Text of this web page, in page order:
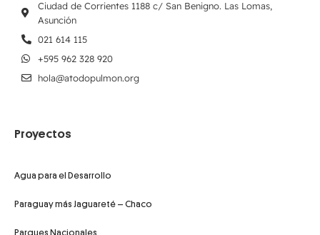
Ciudad de Corrientes 1188 c/ San Benigno. Las Lomas,
Asunción
021 614 115
+595 962 328 920
hola@atodopulmon.org
Proyectos
Agua para el Desarrollo
Paraguay más Jaguareté – Chaco
Parques Nacionales